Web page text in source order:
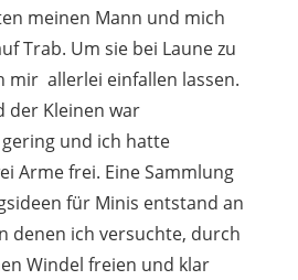
meinen Mann und mich
Trab. Um sie bei Laune zu
mir allerlei einfallen lassen.
der Kleinen war
und ich hatte
Arme frei. Eine Sammlung
für Minis entstand an
denen ich versuchte, durch
Windel freien und klar